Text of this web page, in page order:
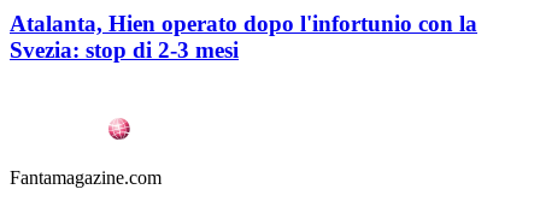
Atalanta, Hien operato dopo l'infortunio con la
Svezia: stop di 2-3 mesi
Fantamagazine.com